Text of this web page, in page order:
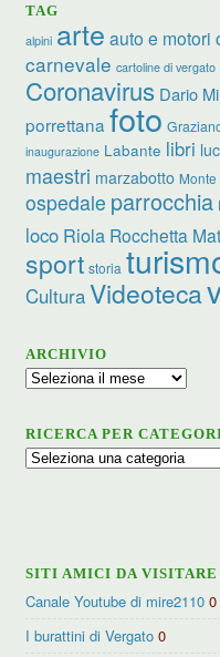
TAG
alpini arte auto e motori
carnevale cartoline di vergato
Coronavirus Dario
porrettana foto
inaugurazione Labante libri
maestri marzabotto Monte
ospedale parrocchia
loco Riola Rocchetta
sport storia
CulturaVideoteca
ARCHIVIO
Archivio
RICERCA PER
Ricerca
SITI AMICI DA VISITARE
Canale Youtube di mire2110 0
I burattini di Vergato 0